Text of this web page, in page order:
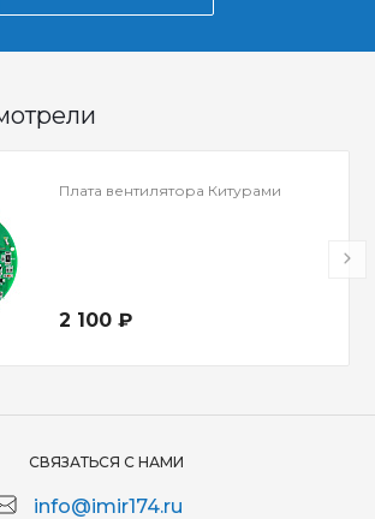
Плата вентилятора Китурами
2 100 ₽
СВЯЗАТЬСЯ С НАМИ
info@imir174.ru